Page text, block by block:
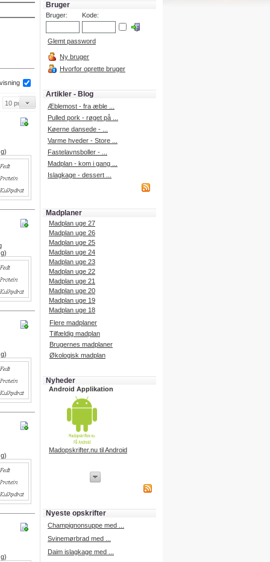
Bruger
Bruger: Kode:
Glemt password
Ny bruger
Hvorfor oprette bruger
Artikler - Blog
Æblemost - fra æble ...
Pulled pork - røget på ...
Køerne dansede - ...
Varme hveder - Store ...
Fastelavnsboller - ...
Madplan - kom i gang ...
Islagkage - dessert ...
Madplaner
Madplan uge 27
Madplan uge 26
Madplan uge 25
Madplan uge 24
Madplan uge 23
Madplan uge 22
Madplan uge 21
Madplan uge 20
Madplan uge 19
Madplan uge 18
Flere madplaner
Tilfældig madplan
Brugernes madplaner
Økologisk madplan
Nyheder
Android Applikation
Madopskrifter.nu til Android
iPhone udvikling
Nyeste opskrifter
Champignonsuppe med ...
Svinemørbrad med ...
Daim islagkage med ...